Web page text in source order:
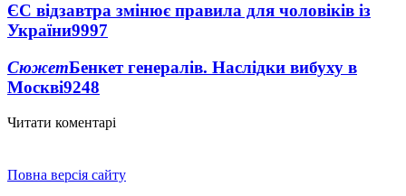
ЄС відзавтра змінює правила для чоловіків із
України9997
СюжетБенкет генералів. Наслідки вибуху в
Москві9248
Читати коментарі
Повна версія сайту